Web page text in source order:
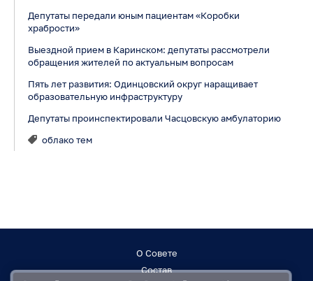
Депутаты передали юным пациентам «Коробки
храбрости»
Выездной прием в Каринском: депутаты рассмотрели
обращения жителей по актуальным вопросам
Пять лет развития: Одинцовский округ наращивает
образовательную инфраструктуру
Депутаты проинспектировали Часцовскую амбулаторию
облако тем
О Совете
Состав